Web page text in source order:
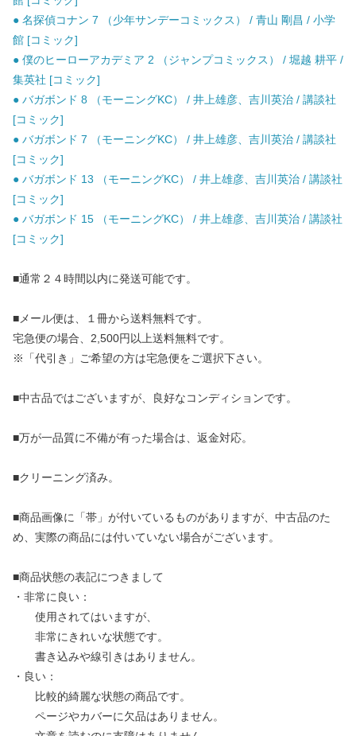
● 名探偵コナン 7 （少年サンデーコミックス） / 青山 剛昌 / 小学
館 [コミック]
● 僕のヒーローアカデミア 2 （ジャンプコミックス） / 堀越 耕平 /
集英社 [コミック]
● バガボンド 8 （モーニングKC） / 井上雄彦、吉川英治 / 講談社
[コミック]
● バガボンド 7 （モーニングKC） / 井上雄彦、吉川英治 / 講談社
[コミック]
● バガボンド 13 （モーニングKC） / 井上雄彦、吉川英治 / 講談社
[コミック]
● バガボンド 15 （モーニングKC） / 井上雄彦、吉川英治 / 講談社
[コミック]
■通常２４時間以内に発送可能です。
■メール便は、１冊から送料無料です。
宅急便の場合、2,500円以上送料無料です。
※「代引き」ご希望の方は宅急便をご選択下さい。
■中古品ではございますが、良好なコンディションです。
■万が一品質に不備が有った場合は、返金対応。
■クリーニング済み。
■商品画像に「帯」が付いているものがありますが、中古品のた
め、実際の商品には付いていない場合がございます。
■商品状態の表記につきまして
・非常に良い：
使用されてはいますが、
非常にきれいな状態です。
書き込みや線引きはありません。
・良い：
比較的綺麗な状態の商品です。
ページやカバーに欠品はありません。